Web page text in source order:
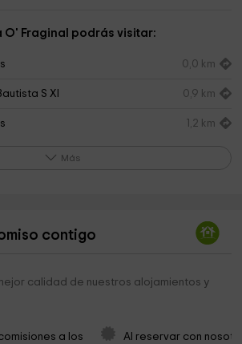
O' Fraginal podrás visitar:
0,0 km
S XI 0,9 km
1,2 km
de Jaca 2,4 km
Catedral de Jaca
- Romanesque Art
Más
contigo
calidad de nuestros alojamientos y
a los
Al reservar con